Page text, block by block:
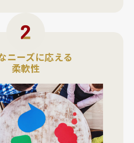
ニーズに応える
柔軟性